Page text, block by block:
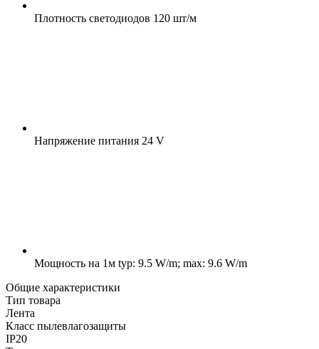
Плотность светодиодов 120 шт/м
Напряжение питания 24 V
Мощность на 1м typ: 9.5 W/m; max: 9.6 W/m
Общие характеристики
Тип товара
Лента
Класс пылевлагозащиты
IP20